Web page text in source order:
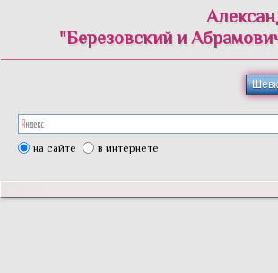
"Березовский и
на сайте в интернете